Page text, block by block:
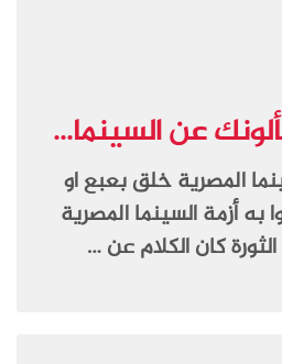
عن السينما...
المصرية خلق بعبع او
به أزمة السينما المصرية
كان الكلام عن …